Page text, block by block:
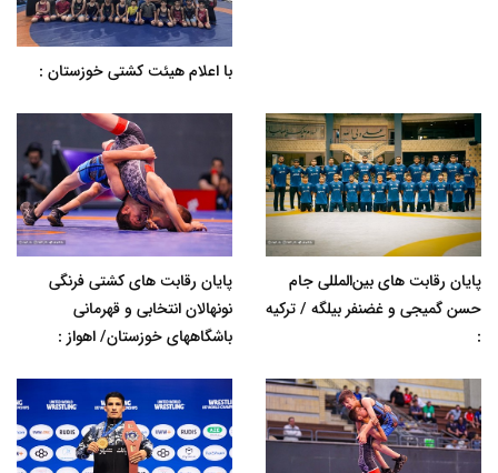
با اعلام هیئت کشتی خوزستان :
پایان رقابت های بین‌المللی جام
حسن گمیجی و غضنفر بیلگه / ترکیه
:
پایان رقابت های کشتی فرنگی
نونهالان انتخابی و قهرمانی
باشگاههای خوزستان/ اهواز :